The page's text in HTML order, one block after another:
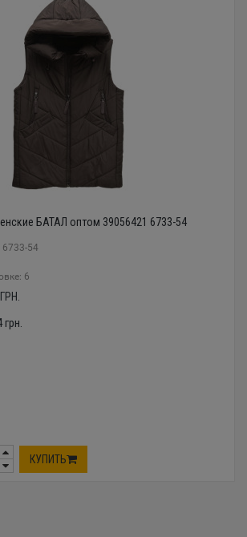
БАТАЛ оптом 39056421 6733-54
6733-54
6
ГРН.
грн.
КУПИТЬ